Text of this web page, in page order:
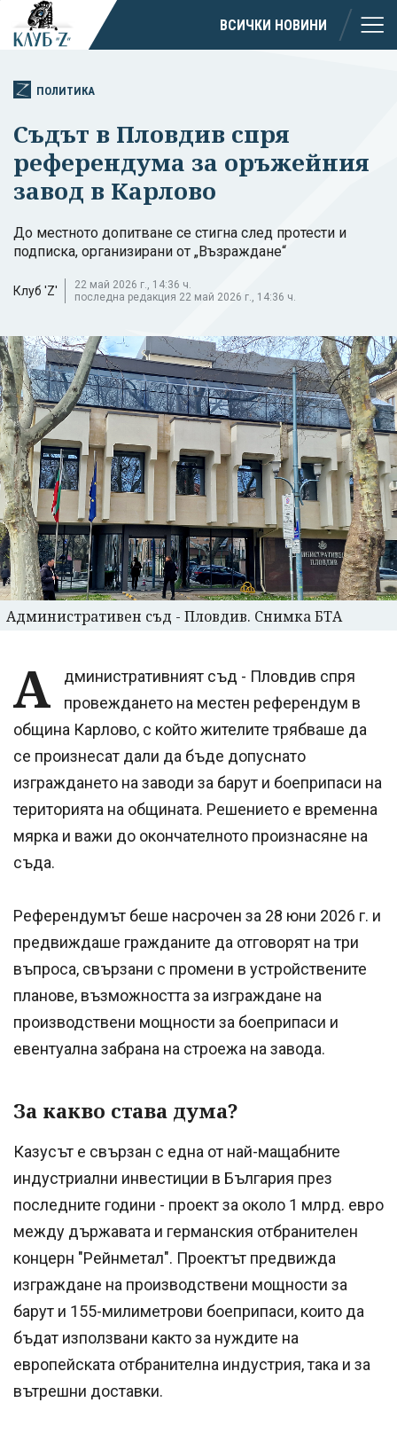
ВСИЧКИ НОВИНИ
ПОЛИТИКА
Съдът в Пловдив спря
референдума за оръжейния
завод в Карлово
До местното допитване се стигна след протести и
подписка, организирани от „Възраждане“
Клуб 'Z'
22 май 2026 г., 14:36 ч.
последна редакция 22 май 2026 г., 14:36 ч.
Административен съд - Пловдив. Снимка БТА
А
дминистративният съд - Пловдив спря
провеждането на местен референдум в
община Карлово, с който жителите трябваше да
се произнесат дали да бъде допуснато
изграждането на заводи за барут и боеприпаси на
територията на общината. Решението е временна
мярка и важи до окончателното произнасяне на
съда.
Референдумът беше насрочен за 28 юни 2026 г. и
предвиждаше гражданите да отговорят на три
въпроса, свързани с промени в устройствените
планове, възможността за изграждане на
производствени мощности за боеприпаси и
евентуална забрана на строежа на завода.
За какво става дума?
Казусът е свързан с една от най-мащабните
индустриални инвестиции в България през
последните години - проект за около 1 млрд. евро
между държавата и германския отбранителен
концерн "Рейнметал". Проектът предвижда
изграждане на производствени мощности за
барут и 155-милиметрови боеприпаси, които да
бъдат използвани както за нуждите на
европейската отбранителна индустрия, така и за
вътрешни доставки.